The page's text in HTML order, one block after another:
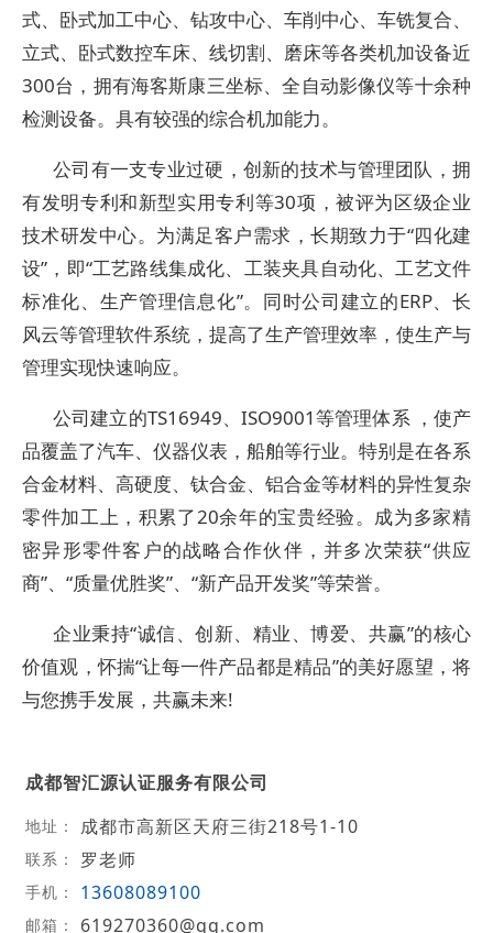
式、卧式加工中心、钻攻中心、车削中心、车铣复合、
立式、卧式数控车床、线切割、磨床等各类机加设备近
300台，拥有海客斯康三坐标、全自动影像仪等十余种
检测设备。具有较强的综合机加能力。
公司有一支专业过硬，创新的技术与管理团队，拥
有发明专利和新型实用专利等30项，被评为区级企业
技术研发中心。为满足客户需求，长期致力于“四化建
设”，即“工艺路线集成化、工装夹具自动化、工艺文件
标准化、生产管理信息化”。同时公司建立的ERP、长
风云等管理软件系统，提高了生产管理效率，使生产与
管理实现快速响应。
公司建立的TS16949、ISO9001等管理体系 ，使产
品覆盖了汽车、仪器仪表，船舶等行业。特别是在各系
合金材料、高硬度、钛合金、铝合金等材料的异性复杂
零件加工上，积累了20余年的宝贵经验。成为多家精
密异形零件客户的战略合作伙伴，并多次荣获“供应
商”、“质量优胜奖”、“新产品开发奖”等荣誉。
企业秉持“诚信、创新、精业、博爱、共赢”的核心
价值观，怀揣“让每一件产品都是精品”的美好愿望，将
与您携手发展，共赢未来!
成都智汇源认证服务有限公司
地址： 成都市高新区天府三街218号1-10
联系： 罗老师
手机： 13608089100
邮箱： 619270360@qq.com